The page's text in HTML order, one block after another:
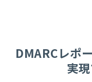
DMARCレポ
実